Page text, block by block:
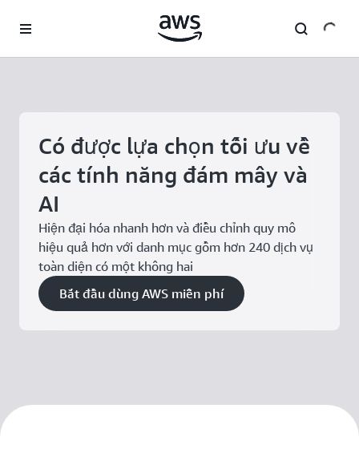
Có được lựa chọn tối ưu về
các tính năng đám mây và
AI
Hiện đại hóa nhanh hơn và điều chỉnh quy mô
hiệu quả hơn với danh mục gồm hơn 240 dịch vụ
toàn diện có một không hai
Bắt đầu dùng AWS miễn phí